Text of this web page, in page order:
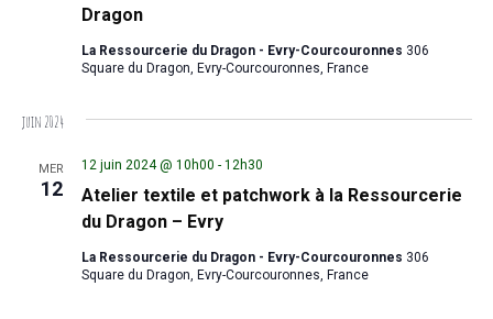
Dragon
La Ressourcerie du Dragon - Evry-Courcouronnes 306
Square du Dragon, Evry-Courcouronnes, France
juin 2024
MER
12
Atelier textile et patchwork à la Ressourcerie
du Dragon – Evry
12 juin 2024 @ 10h00 - 12h30
La Ressourcerie du Dragon - Evry-Courcouronnes 306
Square du Dragon, Evry-Courcouronnes, France